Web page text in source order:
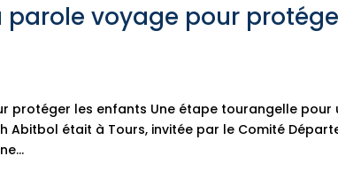
parole voyage pour
protéger les enfants Une étape tourangelle pour
Abitbol était à Tours, invitée par le Comité